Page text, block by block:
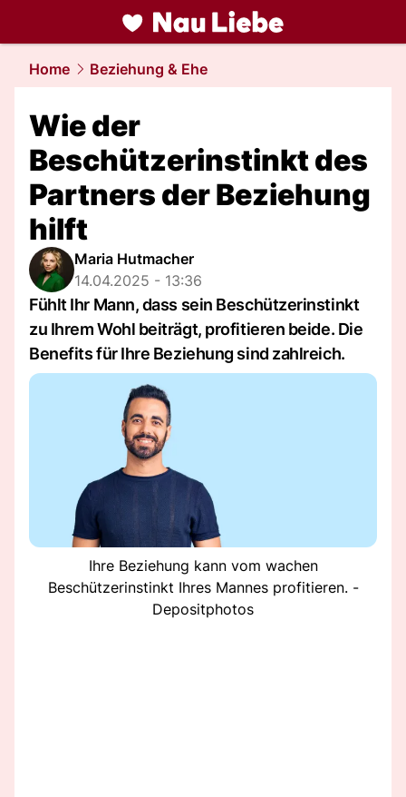
liebe.NAU.ch
Home Beziehung & Ehe
Wie der
Beschützerinstinkt des
Partners der Beziehung
hilft
Maria Hutmacher
14.04.2025 - 13:36
Fühlt Ihr Mann, dass sein Beschützerinstinkt
zu Ihrem Wohl beiträgt, profitieren beide. Die
Benefits für Ihre Beziehung sind zahlreich.
Ihre Beziehung kann vom wachen
Beschützerinstinkt Ihres Mannes profitieren. -
Depositphotos